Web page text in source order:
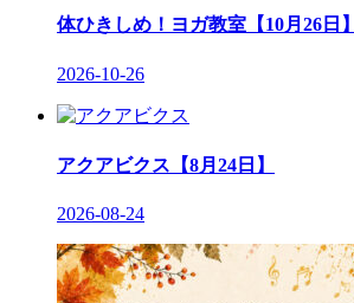
体ひきしめ！ヨガ教室【10月26日】
2026-10-26
アクアビクス【8月24日】
2026-08-24